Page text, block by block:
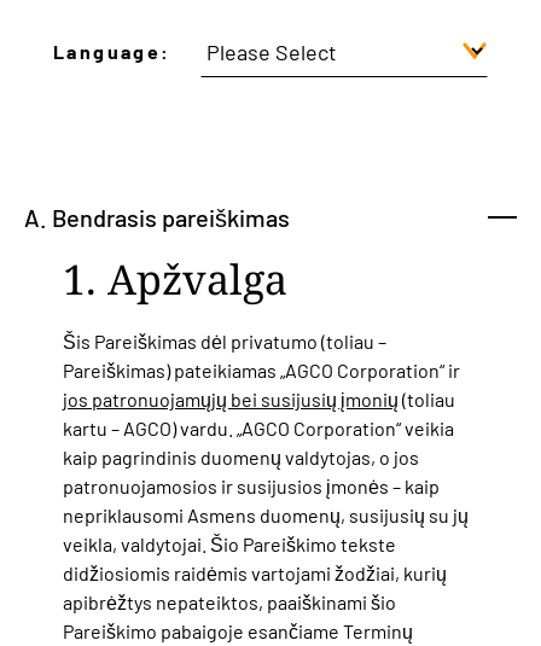
Language:
A. Bendrasis pareiškimas
1. Apžvalga
Šis Pareiškimas dėl privatumo (toliau –
Pareiškimas) pateikiamas „AGCO Corporation“ ir
jos patronuojamųjų bei susijusių įmonių (toliau
kartu – AGCO) vardu. „AGCO Corporation“ veikia
kaip pagrindinis duomenų valdytojas, o jos
patronuojamosios ir susijusios įmonės – kaip
nepriklausomi Asmens duomenų, susijusių su jų
veikla, valdytojai. Šio Pareiškimo tekste
didžiosiomis raidėmis vartojami žodžiai, kurių
apibrėžtys nepateiktos, paaiškinami šio
Pareiškimo pabaigoje esančiame Terminų